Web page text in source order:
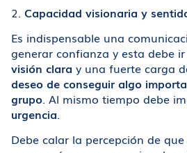
2. Capacidad visionaria y
Es indispensable una
generar confianza y esta debe
visión clara y una fuerte carga
deseo de conseguir algo
grupo. Al mismo tiempo debe
urgencia.
Debe calar la percepción de